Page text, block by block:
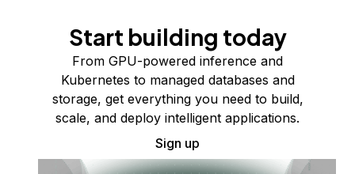
Start building today
From GPU-powered inference and
Kubernetes to managed databases and
storage, get everything you need to build,
scale, and deploy intelligent applications.
Sign up